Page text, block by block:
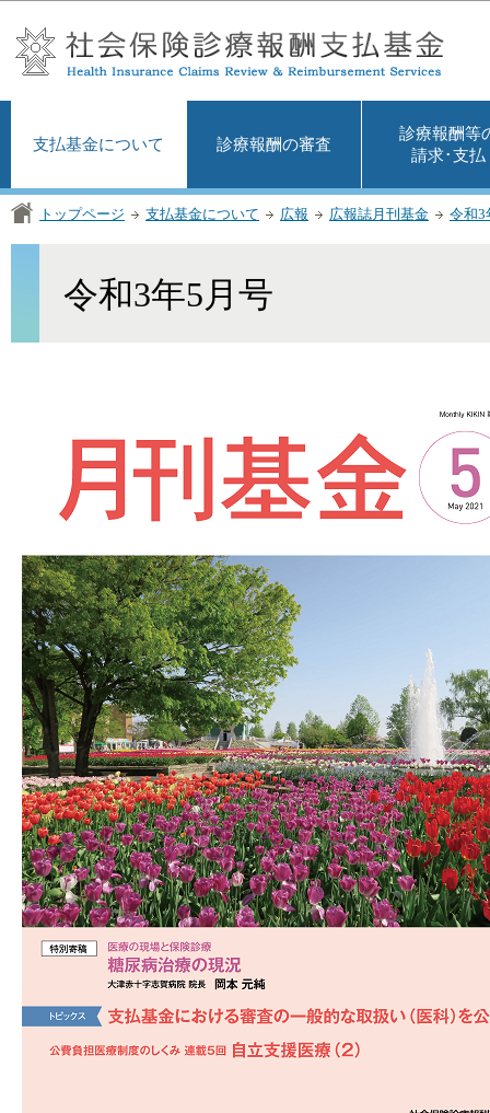
支払基金について 診療報酬の審査
診療報酬等
請求･支払
トップページ 支払基金について 広報 広報誌月刊基金 令和3
令和3年5月号